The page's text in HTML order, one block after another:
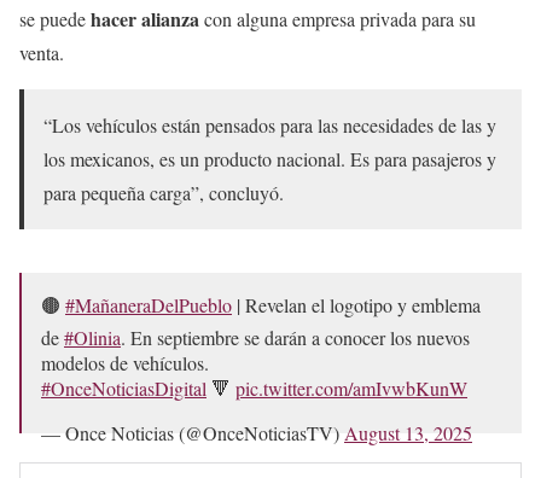
se puedehacer alianzacon alguna empresa privada para su
venta.
“Los vehículos están pensados para las necesidades de las y
los mexicanos, es un producto nacional. Es para pasajeros y
para pequeña carga”, concluyó.
🟤 #MañaneraDelPueblo | Revelan el logotipo y emblema
de#Olinia. En septiembre se darán a conocer los nuevos
modelos de vehículos.
#OnceNoticiasDigital 🔻 pic.twitter.com/amIvwbKunW
— Once Noticias (@OnceNoticiasTV)August 13, 2025